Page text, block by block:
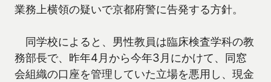
業務上横領の疑いで京都府警に告発する方針。
同学校によると、男性教員は臨床検査学科の教
務部長で、昨年4月から今年3月にかけて、同窓
会組織の口座を管理していた立場を悪用し、現金